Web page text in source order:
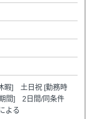
暇] 土日祝 [勤務時
間] 2日間/同条件
よる